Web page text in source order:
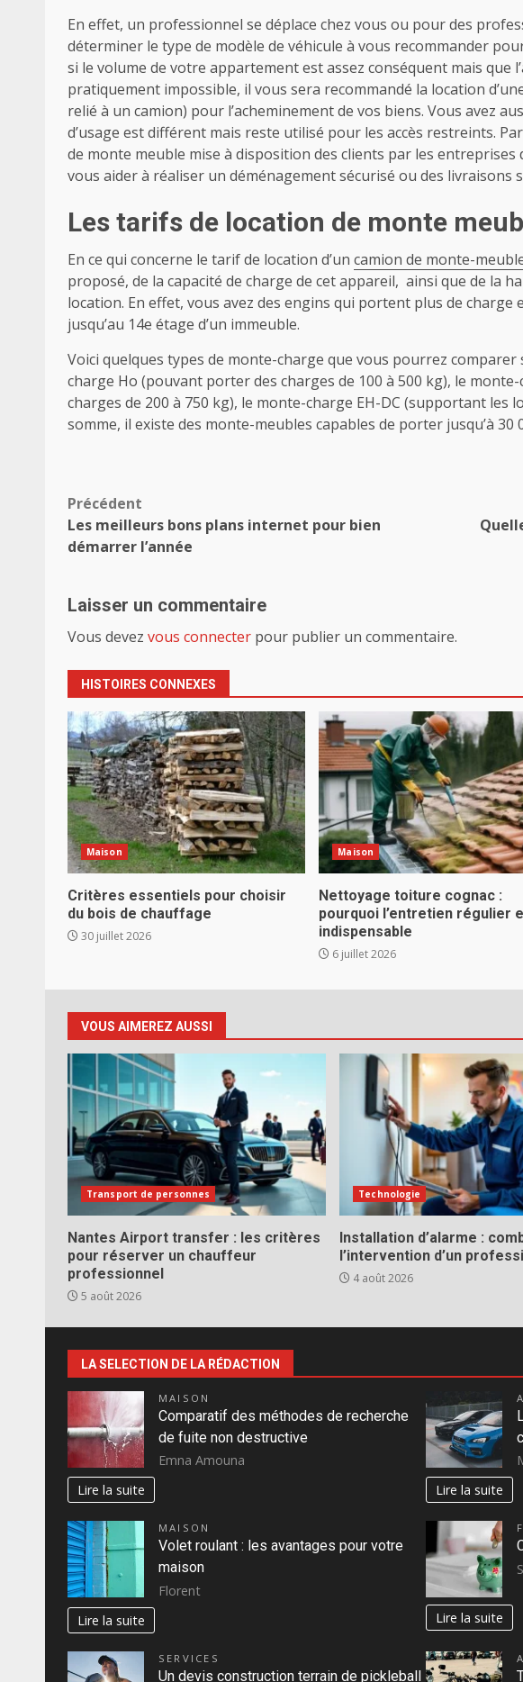
En effet, un professionnel se déplace chez vous ou pour des
déterminer le type de modèle de véhicule à vous recommander
si le volume de votre appartement est assez conséquent mais que
pratiquement impossible, il vous sera recommandé la location
relié à un camion) pour l’acheminement de vos biens. Vous avez
d’usage est différent mais reste utilisé pour les accès restreints.
de monte meuble mise à disposition des clients par les
vous aider à réaliser un déménagement sécurisé ou des livraisons
Les tarifs de location de monte
En ce qui concerne le tarif de location d’un camion de monte-
proposé, de la capacité de charge de cet appareil, ainsi que de la
location. En effet, vous avez des engins qui portent plus de charge
jusqu’au 14e étage d’un immeuble.
Voici quelques types de monte-charge que vous pourrez
charge Ho (pouvant porter des charges de 100 à 500 kg), le
charges de 200 à 750 kg), le monte-charge EH-DC (supportant les
somme, il existe des monte-meubles capables de porter jusqu’à 30
Navigation
d’article
Précédent
Les meilleurs bons plans internet pour bien
démarrer l’année
Laisser un commentaire
Vous devez vous connecter pour publier un commentaire.
HISTOIRES CONNEXES
Maison
Critères essentiels pour choisir
du bois de chauffage
30 juillet 2026
Maison
Nettoyage toiture cognac :
pourquoi l’entretien régulier
indispensable
6 juillet 2026
VOUS AIMEREZ AUSSI
Transport de personnes
Nantes Airport transfer : les critères
pour réserver un chauffeur
professionnel
5 août 2026
Technologie
Installation d’alarme :
l’intervention d’un
4 août 2026
LA SELECTION DE LA RÉDACTION
MAISON
Comparatif des méthodes de recherche
de fuite non destructive
Emna Amouna
Lire la suite
Lire la suite
MAISON
Volet roulant : les avantages pour votre
maison
Florent
Lire la suite
Lire la suite
SERVICES
Un devis construction terrain de pickleball